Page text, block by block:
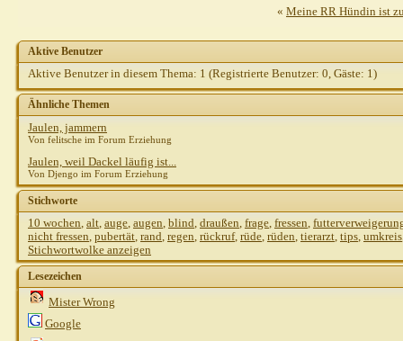
« Meine RR Hündin ist
Aktive Benutzer
Aktive Benutzer in diesem Thema: 1 (Registrierte Benutzer: 0, Gäste: 1)
Ähnliche Themen
Jaulen, jammern
Von felitsche im Forum Erziehung
Jaulen, weil Dackel läufig ist...
Von Djengo im Forum Erziehung
Stichworte
10 wochen, alt, auge, augen, blind, draußen, frage, fressen,
nicht fressen, pubertät, rand, regen, rückruf, rüde, rüden, tierarzt, tips, umkreis
Stichwortwolke anzeigen
Lesezeichen
Mister Wrong
Google